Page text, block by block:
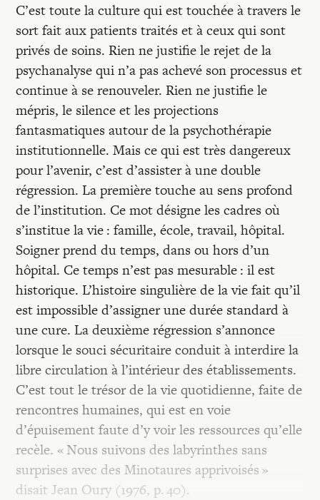
Mon compte
C’est toute la culture qui est touchée à travers le
sort fait aux patients traités et à ceux qui sont
privés de soins. Rien ne justifie le rejet de la
psychanalyse qui n’a pas achevé son processus et
continue à se renouveler. Rien ne justifie le
mépris, le silence et les projections
fantasmatiques autour de la psychothérapie
institutionnelle. Mais ce qui est très dangereux
pour l’avenir, c’est d’assister à une double
régression. La première touche au sens profond
de l’institution. Ce mot désigne les cadres où
s’institue la vie : famille, école, travail, hôpital.
Soigner prend du temps, dans ou hors d’un
hôpital. Ce temps n’est pas mesurable : il est
historique. L’histoire singulière de la vie fait qu’il
est impossible d’assigner une durée standard à
une cure. La deuxième régression s’annonce
lorsque le souci sécuritaire conduit à interdire la
libre circulation à l’intérieur des établissements.
C’est tout le trésor de la vie quotidienne, faite de
rencontres humaines, qui est en voie
d’épuisement faute d’y voir les ressources qu’elle
recèle. « Nous suivons des labyrinthes sans
surprises avec des Minotaures apprivoisés »
disait Jean Oury (1976, p. 40).